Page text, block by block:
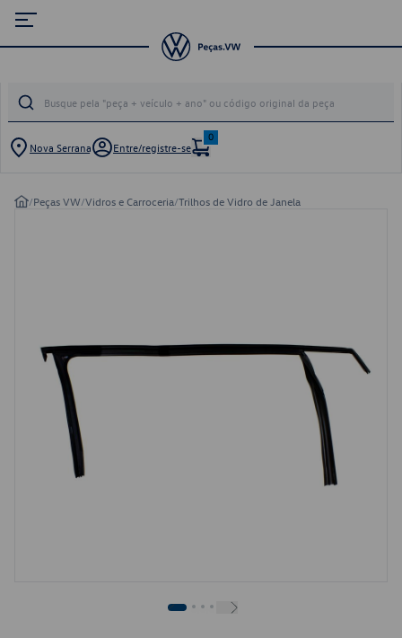
Nova Serrana Entre/registre-se
0
/Peças VW/Vidros e Carroceria/Trilhos de Vidro de Janela